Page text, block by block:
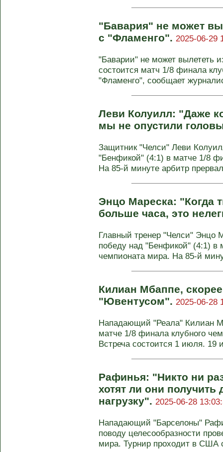
"Бавария" не может
с "Фламенго". 2025-06-29
"Баварии" не может вылететь
состоится матч 1/8 финала
"Фламенго", сообщает
Леви Колуилл: "Даже
мы не опустили
Защитник "Челси" Леви
"Бенфикой" (4:1) в матче 1/8
На 85-й минуте арбитр
Энцо Мареска: "Когда
больше часа, это
Главный тренер "Челси" Энцо
победу над "Бенфикой" (4:1) в
чемпионата мира. На 85-й
Килиан Мбаппе,
"Ювентусом". 2025-06-28
Нападающий "Реала" Килиан
матче 1/8 финала клубного
Встреча состоится 1 июля. 19
Рафинья: "Никто ни
хотят ли они
нагрузку". 2025-06-28
Нападающий "Барселоны"
поводу целесообразности
мира. Турнир проходит в США